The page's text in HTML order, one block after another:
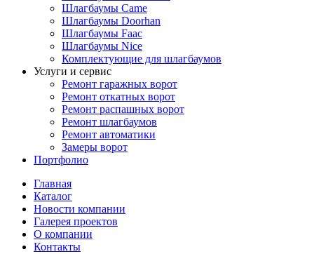
Шлагбаумы Came
Шлагбаумы Doorhan
Шлагбаумы Faac
Шлагбаумы Nice
Комплектующие для шлагбаумов
Услуги и сервис
Ремонт гаражных ворот
Ремонт откатных ворот
Ремонт распашных ворот
Ремонт шлагбаумов
Ремонт автоматики
Замеры ворот
Портфолио
Главная
Каталог
Новости компании
Галерея проектов
О компании
Контакты